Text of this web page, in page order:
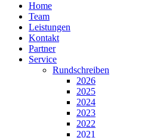
Home
Team
Leistungen
Kontakt
Partner
Service
Rundschreiben
2026
2025
2024
2023
2022
2021